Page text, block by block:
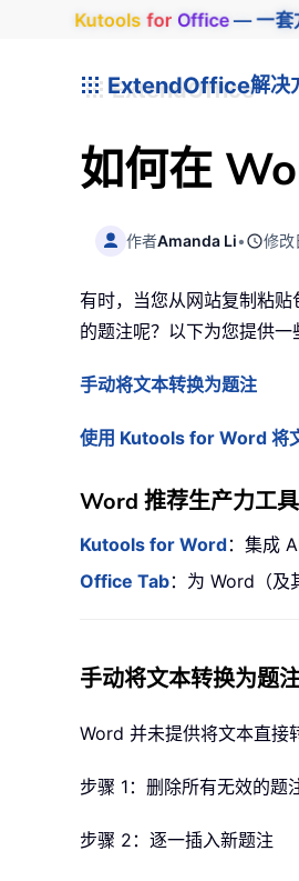
Kutools for Office— 一套
ExtendOffice解决
如何在
作者Amanda Li• 修改
有时，当您从网站复制粘
的题注呢？以下为您提供一
手动将文本转换为题注
使用 Kutools for Word 将
Word 推荐生产力工具
Kutools for Word：集成
Office Tab：为 Word（及
手动将文本转换为题
Word 并未提供将文本直接
步骤 1：删除所有无效的题
步骤 2：逐一插入新题注